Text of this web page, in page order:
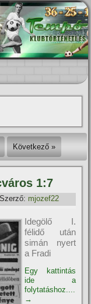
Következő »
1:7
Szerző: mjozef22
Idegölő I.
félidő után
simán nyert
a Fradi
Egy kattintás
ide a
folytatáshoz....
→